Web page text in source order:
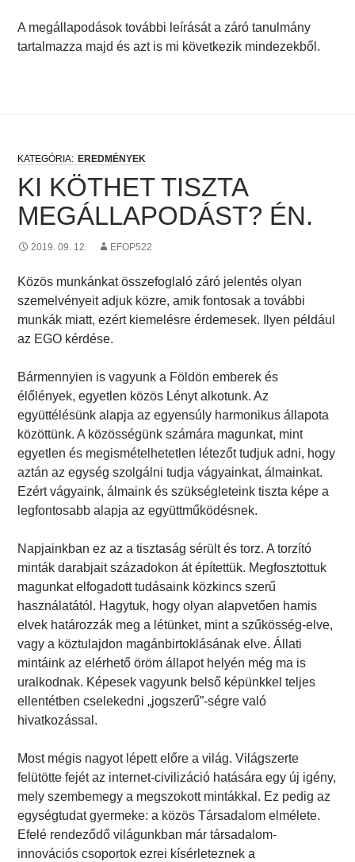
A megállapodások további leírását a záró tanulmány
tartalmazza majd és azt is mi következik mindezekből.
EREDMÉNYEK
KI KÖTHET TISZTA
MEGÁLLAPODÁST? ÉN.
2019. 09. 12. EFOP522
Közös munkánkat összefoglaló záró jelentés olyan
szemelvényeit adjuk közre, amik fontosak a további
munkák miatt, ezért kiemelésre érdemesek. Ilyen például
az EGO kérdése.
Bármennyien is vagyunk a Földön emberek és
élőlények, egyetlen közös Lényt alkotunk. Az
együttélésünk alapja az egyensúly harmonikus állapota
közöttünk. A közösségünk számára magunkat, mint
egyetlen és megismételhetetlen létezőt tudjuk adni, hogy
aztán az egység szolgálni tudja vágyainkat, álmainkat.
Ezért vágyaink, álmaink és szükségleteink tiszta képe a
legfontosabb alapja az együttműködésnek.
Napjainkban ez az a tisztaság sérült és torz. A torzító
minták darabjait századokon át építettük. Megfosztottuk
magunkat elfogadott tudásaink közkincs szerű
használatától. Hagytuk, hogy olyan alapvetően hamis
elvek határozzák meg a létünket, mint a szűkösség-elve,
vagy a köztulajdon magánbirtoklásának elve. Állati
mintáink az elérhető öröm állapot helyén még ma is
uralkodnak. Képesek vagyunk belső képünkkel teljes
ellentétben cselekedni „jogszerű”-ségre való
hivatkozással.
Most mégis nagyot lépett előre a világ. Világszerte
felütötte fejét az internet-civilizáció hatására egy új igény,
mely szembemegy a megszokott mintákkal. Ez pedig az
egységtudat gyermeke: a közös Társadalom elmélete.
Efelé rendeződő világunkban már társadalom-
innovációs csoportok ezrei kísérleteznek a